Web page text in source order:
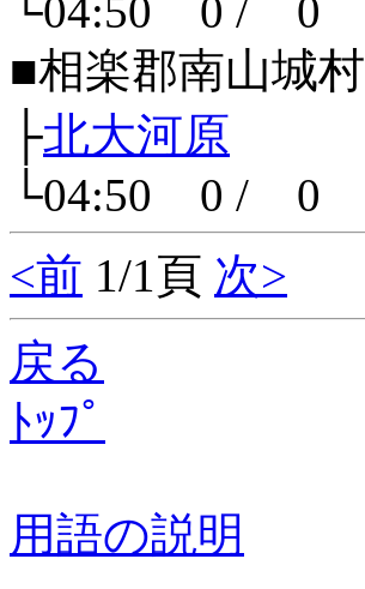
└04:50 0 / 0
■相楽郡南山城村
├北大河原
└04:50 0 / 0
<前 1/1頁 次>
戻る
ﾄｯﾌﾟ
用語の説明